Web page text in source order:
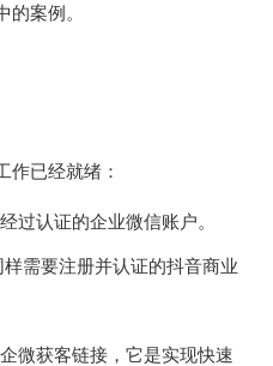
案例。
作已经就绪：
过认证的企业微信账户。
需要注册并认证的抖音商业
微获客链接，它是实现快速